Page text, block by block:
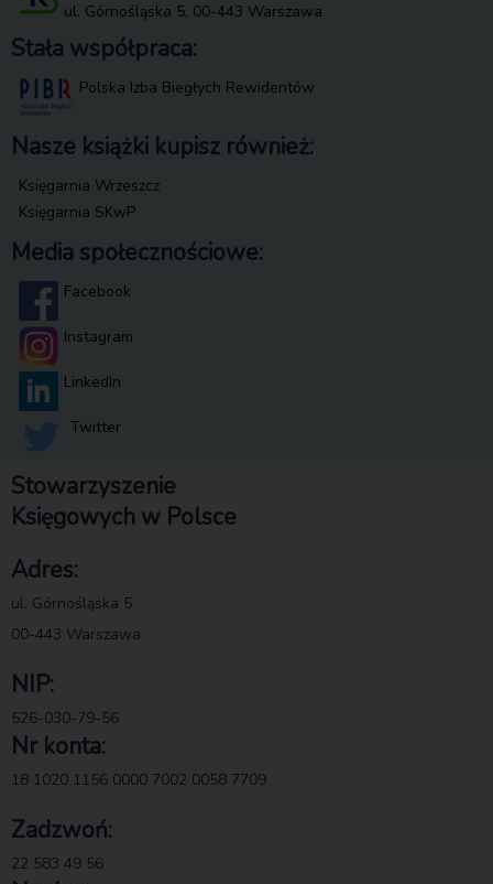
ul. Górnośląska 5, 00-443 Warszawa
Stała współpraca:
Polska Izba Biegłych Rewidentów
Nasze książki kupisz również:
Księgarnia Wrzeszcz
Księgarnia SKwP
Media społecznościowe:
Facebook
Instagram
LinkedIn
Twitter
Stowarzyszenie
Księgowych w Polsce
Adres:
ul. Górnośląska 5
00-443 Warszawa
NIP:
526-030-79-56
Nr konta:
18 1020 1156 0000 7002 0058 7709
Zadzwoń:
22 583 49 56